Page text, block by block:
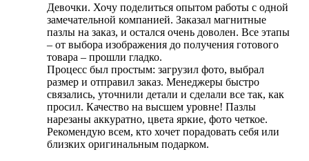
Девочки. Хочу поделиться опытом работы с одной
замечательной компанией. Заказал магнитные
пазлы на заказ, и остался очень доволен. Все этапы
– от выбора изображения до получения готового
товара – прошли гладко.
Процесс был простым: загрузил фото, выбрал
размер и отправил заказ. Менеджеры быстро
связались, уточнили детали и сделали все так, как
просил. Качество на высшем уровне! Пазлы
нарезаны аккуратно, цвета яркие, фото четкое.
Рекомендую всем, кто хочет порадовать себя или
близких оригинальным подарком.